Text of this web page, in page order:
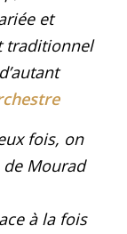
et
traditionnel
fois, on
de Mourad
à la fois